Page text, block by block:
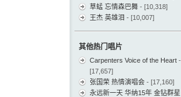
草蜢 忘情森巴舞 - [10,318]
王杰 英雄泪 - [10,007]
其他热门唱片
Carpenters Voice of the Heart -
[17,657]
张国荣 热情演唱会 - [17,160]
永远新一天 华纳15年 金钻群星